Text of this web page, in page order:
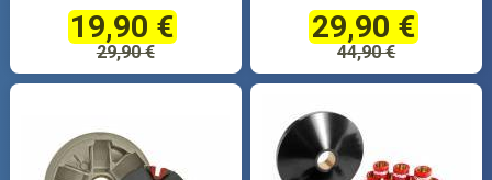
19,90 €
29,90 €
29,90 €
44,90 €